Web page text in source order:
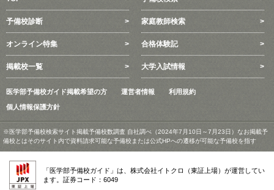
予備校診断 家庭教師検索
オンライン特集 合格体験記
掲載校一覧 大学入試情報
医学部予備校ガイド掲載希望の方 運営者情報 利用規約
個人情報保護方針
※医学部予備校検索サイト掲載予備校数調査 自社調べ（2024年7月10日～7月23日）なお掲載予
備校とはそのサイト内で資料請求可能な予備校または公式HPへの遷移が可能な予備校を指す
「医学部予備校ガイド」は、株式会社イトクロ（東証上場）が運営してい
ます。証券コード：6049